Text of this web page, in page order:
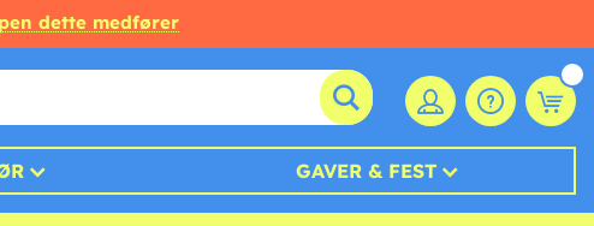
dette medfører
GAVER & FEST